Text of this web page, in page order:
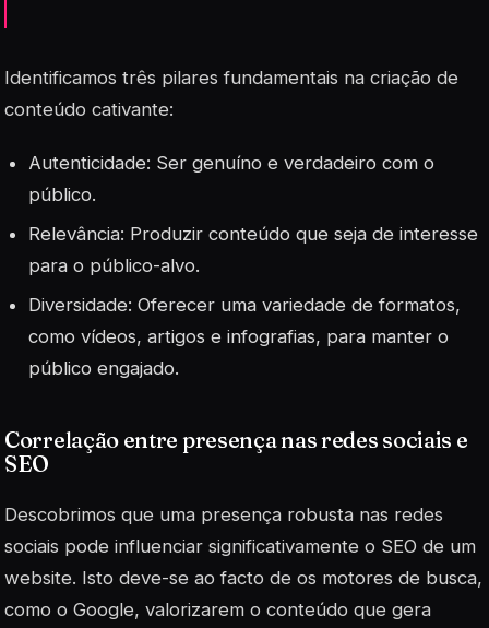
Identificamos três pilares fundamentais na criação de
conteúdo cativante:
Autenticidade: Ser genuíno e verdadeiro com o
público.
Relevância: Produzir conteúdo que seja de interesse
para o público-alvo.
Diversidade: Oferecer uma variedade de formatos,
como vídeos, artigos e infografias, para manter o
público engajado.
Correlação entre presença nas redes sociais e
SEO
Descobrimos que uma presença robusta nas redes
sociais pode influenciar significativamente o SEO de um
website. Isto deve-se ao facto de os motores de busca,
como o Google, valorizarem o conteúdo que gera